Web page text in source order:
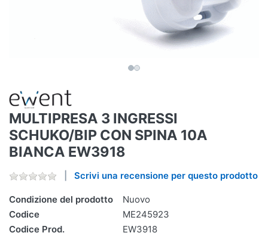
MULTIPRESA 3 INGRESSI
SCHUKO/BIP CON SPINA 10A
BIANCA EW3918
Scrivi una recensione per questo prodotto
Condizione del prodotto
Nuovo
Codice
ME245923
Codice Prod.
EW3918